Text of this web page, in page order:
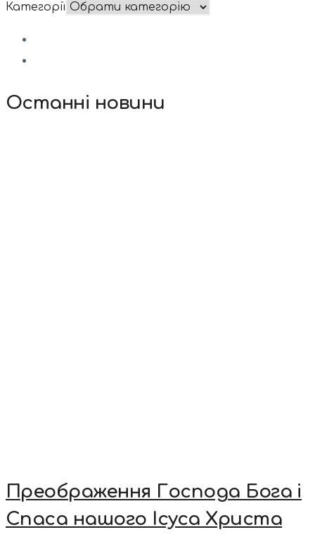
Категорії
Останні новини
Преображення Господа Бога і
Спаса нашого Ісуса Христа